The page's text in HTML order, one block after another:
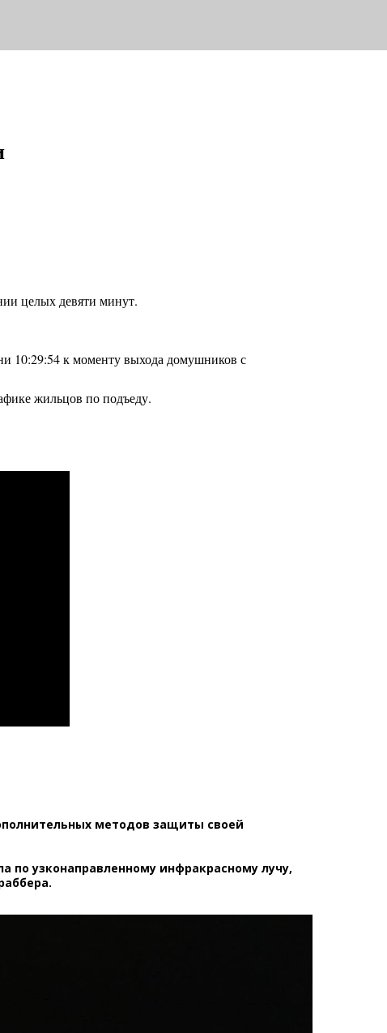
целых девяти минут.
10:29:54 к моменту выхода домушников с
жильцов по подъеду.
методов защиты своей
по узконаправленному инфракрасному лучу,